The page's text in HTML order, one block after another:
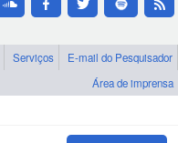
Serviços
E-mail do Pesquisador
Área de imprensa